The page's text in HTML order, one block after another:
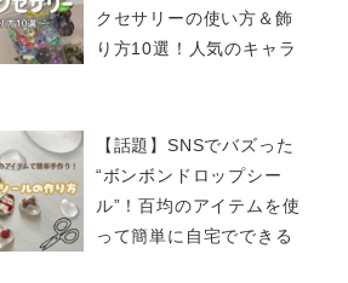
クセサリーの使い方＆飾
り方10選！人気のキャラ
【話題】SNSでバズった
“ボンボンドロップシー
ル”！百均のアイテムを使
って簡単に自宅でできる